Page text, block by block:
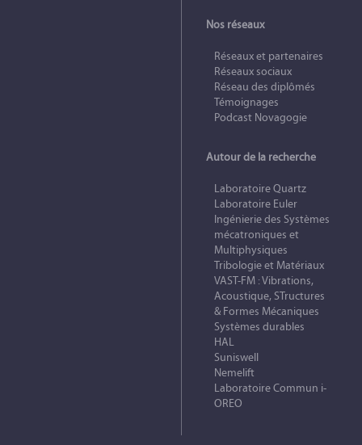
Nos réseaux
Réseaux et partenaires
Réseaux sociaux
Réseau des diplômés
Témoignages
Podcast Novagogie
Autour de la recherche
Laboratoire Quartz
Laboratoire Euler
Ingénierie des Systèmes
mécatroniques et
Multiphysiques
Tribologie et Matériaux
VAST-FM : Vibrations,
Acoustique, STructures
& Formes Mécaniques
Systèmes durables
HAL
Suniswell
Nemelift
Laboratoire Commun i-
OREO